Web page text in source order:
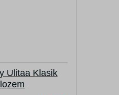
Ulitaa Klasik